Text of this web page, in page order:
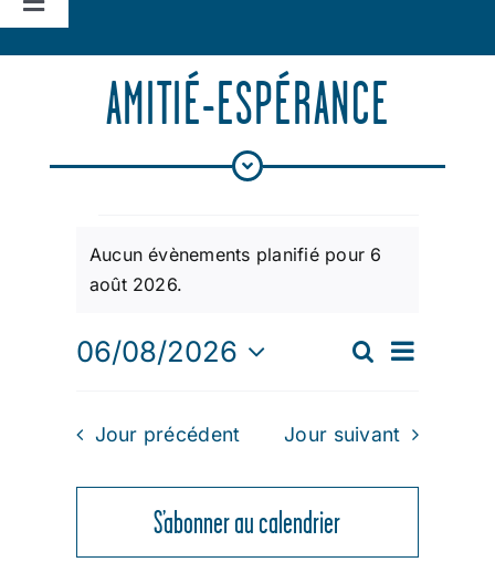
Navigation
Actualités
Agenda
AMITIÉ-ESPÉRANCE
ÉVÈNEMENTS
FOR
AOÛT
2026
Notice
Aucun évènements planifié pour 6
août 2026.
RECHERCHE
ET
NAVIGATION
Recherche
NAVIGATION
ÉVÈNEMENT
Jour
06/08/2026
date.
Jour précédent Jour suivant
S’abonner au calendrier